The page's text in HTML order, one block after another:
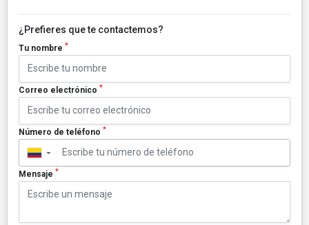
¿Prefieres que te contactemos?
Tu nombre *
Correo electrónico *
Número de teléfono *
▼
Mensaje *